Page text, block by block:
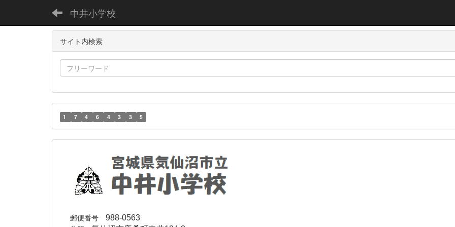
中井小学校
サイト内検索
1 7 4 6 4 3 3 5
郵便番号 988-0563